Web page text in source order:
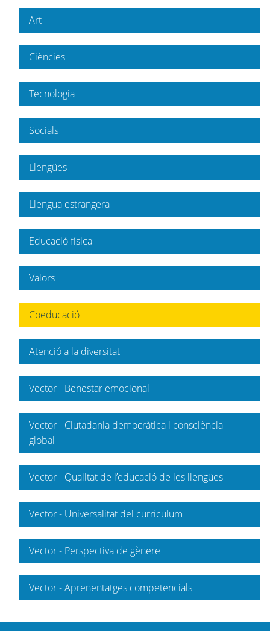
Art
Ciències
Tecnologia
Socials
Llengües
Llengua estrangera
Educació física
Valors
Coeducació
Atenció a la diversitat
Vector - Benestar emocional
Vector - Ciutadania democràtica i consciència
global
Vector - Qualitat de l’educació de les llengües
Vector - Universalitat del currículum
Vector - Perspectiva de gènere
Vector - Aprenentatges competencials